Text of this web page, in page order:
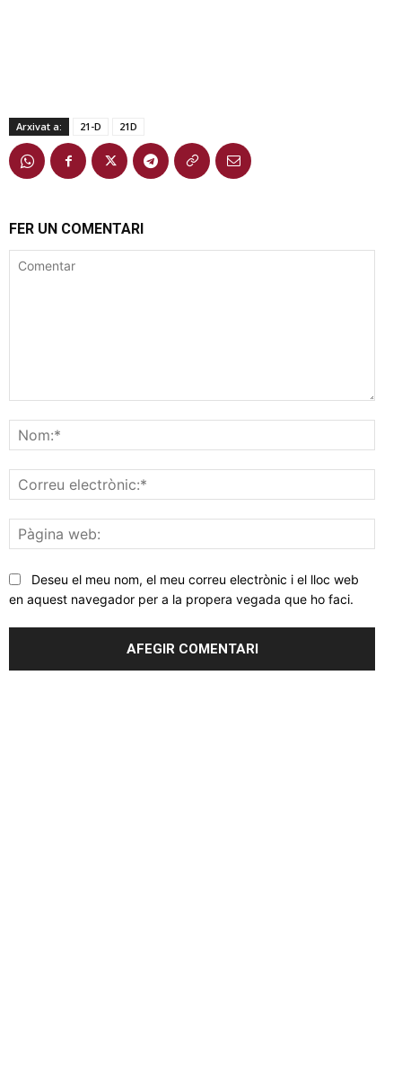
Arxivat a: 21-D 21D
FER UN COMENTARI
web:
Deseu el meu nom, el meu correu electrònic i el lloc web
en aquest navegador per a la propera vegada que ho faci.